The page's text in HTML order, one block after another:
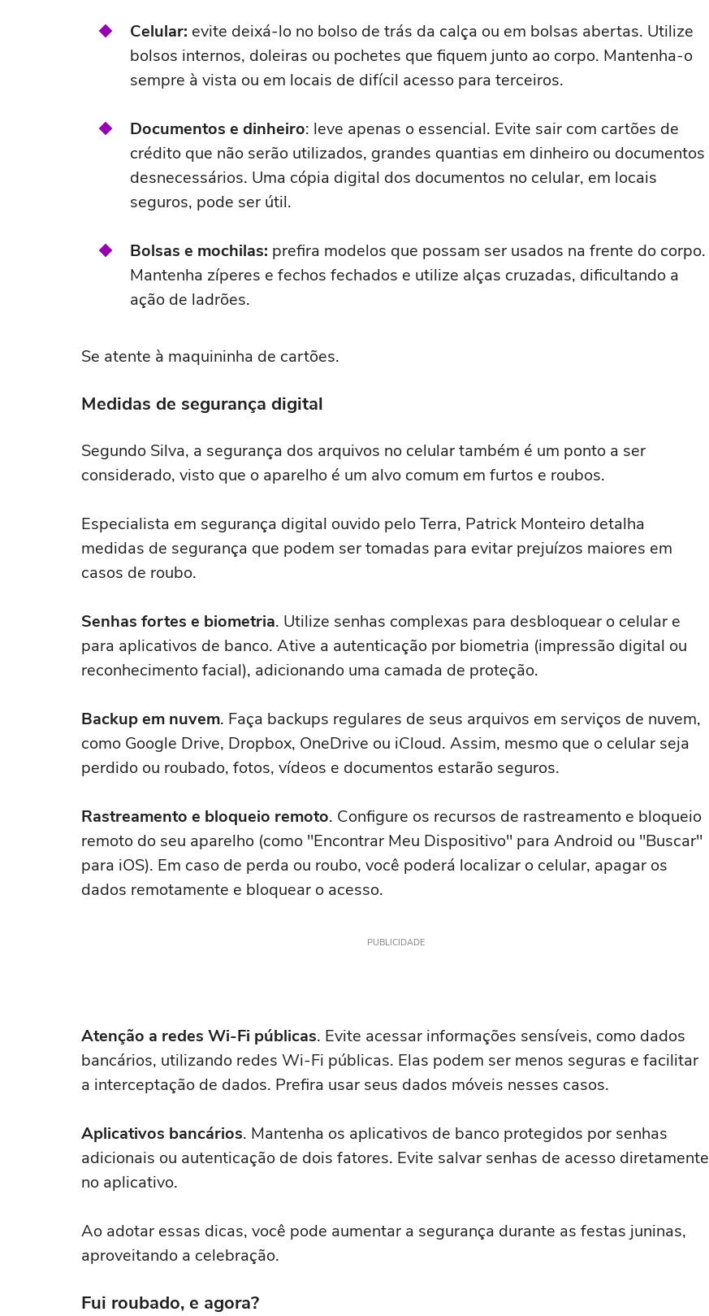
Celular: evite deixá-lo no bolso de trás da calça ou em bolsas abertas. Utilize
bolsos internos, doleiras ou pochetes que fiquem junto ao corpo. Mantenha-o
sempre à vista ou em locais de difícil acesso para terceiros.
Documentos e dinheiro: leve apenas o essencial. Evite sair com cartões de
crédito que não serão utilizados, grandes quantias em dinheiro ou documentos
desnecessários. Uma cópia digital dos documentos no celular, em locais
seguros, pode ser útil.
Bolsas e mochilas: prefira modelos que possam ser usados na frente do corpo.
Mantenha zíperes e fechos fechados e utilize alças cruzadas, dificultando a
ação de ladrões.
Se atente à maquininha de cartões.
Medidas de segurança digital
Segundo Silva, a segurança dos arquivos no celular também é um ponto a ser
considerado, visto que o aparelho é um alvo comum em furtos e roubos.
Especialista em segurança digital ouvido pelo Terra, Patrick Monteiro detalha
medidas de segurança que podem ser tomadas para evitar prejuízos maiores em
casos de roubo.
Senhas fortes e biometria. Utilize senhas complexas para desbloquear o celular e
para aplicativos de banco. Ative a autenticação por biometria (impressão digital ou
reconhecimento facial), adicionando uma camada de proteção.
Backup em nuvem. Faça backups regulares de seus arquivos em serviços de nuvem,
como Google Drive, Dropbox, OneDrive ou iCloud. Assim, mesmo que o celular seja
perdido ou roubado, fotos, vídeos e documentos estarão seguros.
Rastreamento e bloqueio remoto. Configure os recursos de rastreamento e bloqueio
remoto do seu aparelho (como "Encontrar Meu Dispositivo" para Android ou "Buscar"
para iOS). Em caso de perda ou roubo, você poderá localizar o celular, apagar os
dados remotamente e bloquear o acesso.
PUBLICIDADE
Atenção a redes Wi-Fi públicas. Evite acessar informações sensíveis, como dados
bancários, utilizando redes Wi-Fi públicas. Elas podem ser menos seguras e facilitar
a interceptação de dados. Prefira usar seus dados móveis nesses casos.
Aplicativos bancários. Mantenha os aplicativos de banco protegidos por senhas
adicionais ou autenticação de dois fatores. Evite salvar senhas de acesso diretamente
no aplicativo.
Ao adotar essas dicas, você pode aumentar a segurança durante as festas juninas,
aproveitando a celebração.
Fui roubado, e agora?